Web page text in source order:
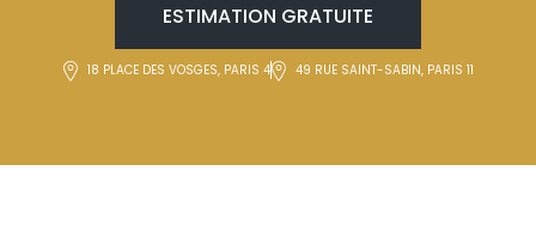
ESTIMATION GRATUITE
18 PLACE DES VOSGES, PARIS 4 49 RUE SAINT-SABIN, PARIS 11